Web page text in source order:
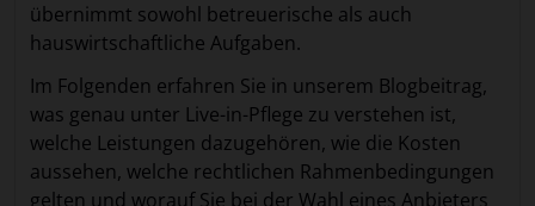
Europäischen Union, gibt es seit 1997 absolute
Rechtssicherheit – und ein konstantes Wachstum im
Dabei müssen sich die Pflegehaushalte nicht mal um die
Einhaltung der von der EU definierten Richtlinien
kümmern. Vermittlungsagenturen, die in Deutschland
ansässig sind und mit den Dienstleistern im
übernimmt sowohl betreuerische als auch
hauswirtschaftliche Aufgaben.
Im Folgenden erfahren Sie in unserem Blogbeitrag,
was genau unter Live-in-Pflege zu verstehen ist,
welche Leistungen dazugehören, wie die Kosten
aussehen, welche rechtlichen Rahmenbedingungen
gelten und worauf Sie bei der Wahl eines Anbieters